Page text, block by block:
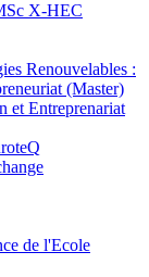
X-HEC
Renouvelables :
(Master)
et Entreprenariat
de l'Ecole